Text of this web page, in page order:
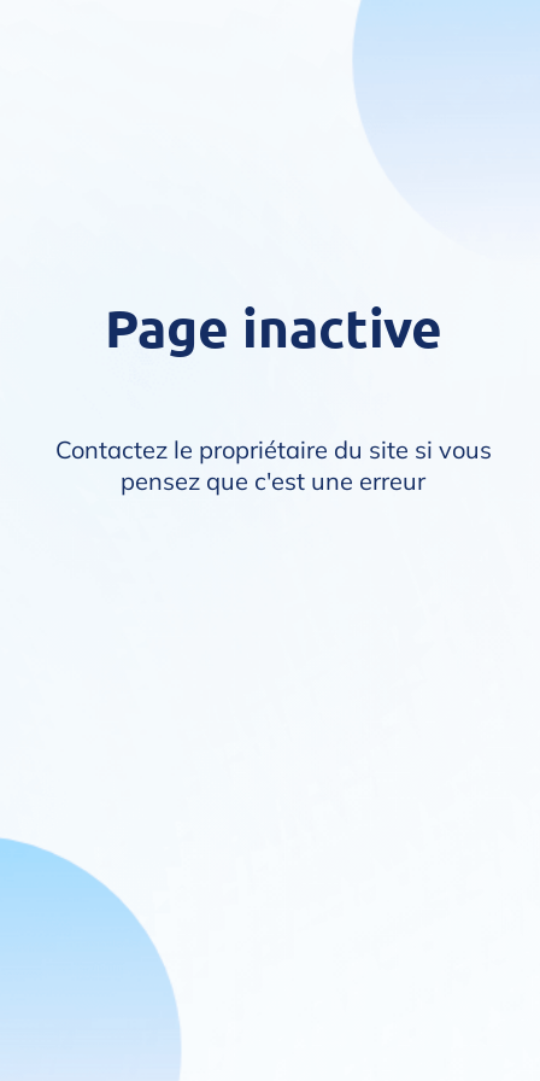
Page inactive
Contactez le propriétaire du site si vous
pensez que c'est une erreur